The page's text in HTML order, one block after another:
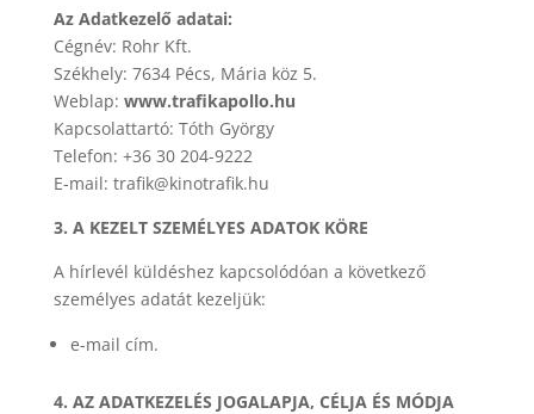
Az Adatkezelő adatai:
Cégnév: Rohr Kft.
Székhely: 7634 Pécs, Mária köz 5.
Weblap: www.trafikapollo.hu
Kapcsolattartó: Tóth György
Telefon: +36 30 204-9222
E-mail: trafik@kinotrafik.hu
3. A KEZELT SZEMÉLYES ADATOK KÖRE
A hírlevél küldéshez kapcsolódóan a következő
személyes adatát kezeljük:
e-mail cím.
4. AZ ADATKEZELÉS JOGALAPJA, CÉLJA ÉS MÓDJA